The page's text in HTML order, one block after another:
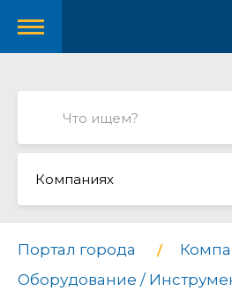
Компаниях
Портал города
Оборудование /